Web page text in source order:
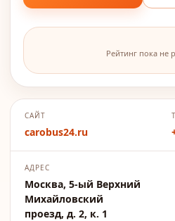
Рейтинг пока не
САЙТ
carobus24.ru
АДРЕС
Москва, 5-ый Верхний
Михайловский
проезд, д. 2, к. 1